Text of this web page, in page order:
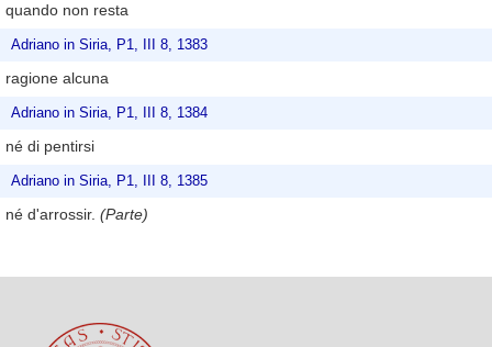
quando non resta
Adriano in Siria, P1, III 8, 1383
ragione alcuna
Adriano in Siria, P1, III 8, 1384
né di pentirsi
Adriano in Siria, P1, III 8, 1385
né d'arrossir. (Parte)